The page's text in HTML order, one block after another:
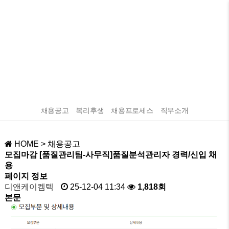
채용공고 복리후생 채용프로세스 직무소개
HOME > 채용공고
모집마감 [품질관리팀-사무직]품질분석관리자 경력/신입 채
용
페이지 정보
디앤케이켐텍
25-12-04 11:34
1,818회
본문